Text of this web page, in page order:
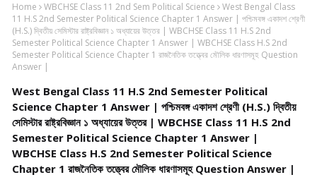
Home WBCHSE Class 11 2nd Sem Political Science
West Bengal Class
11 H.S 2nd Semester Political Science Chapter 1 Answer | পশ্চিমবঙ্গ একাদশ শ্রেণী
(H.S.) দ্বিতীয় সেমিস্টার রাষ্ট্রবিজ্ঞান ১ অধ্যায়ের উত্তর | WBCHSE Class 11 H.S 2nd
Semester Political Science Chapter 1 Answer | WBCHSE Class H.S 2nd
Semester Political Science Chapter 1 রাজনৈতিক তত্ত্বের মৌলিক ধারণাসমূহ Question
Answer |
West Bengal Class 11 H.S 2nd Semester Political
Science Chapter 1 Answer | পশ্চিমবঙ্গ একাদশ শ্রেণী (H.S.) দ্বিতীয়
সেমিস্টার রাষ্ট্রবিজ্ঞান ১ অধ্যায়ের উত্তর | WBCHSE Class 11 H.S 2nd
Semester Political Science Chapter 1 Answer |
WBCHSE Class H.S 2nd Semester Political Science
Chapter 1 রাজনৈতিক তত্ত্বের মৌলিক ধারণাসমূহ Question Answer |